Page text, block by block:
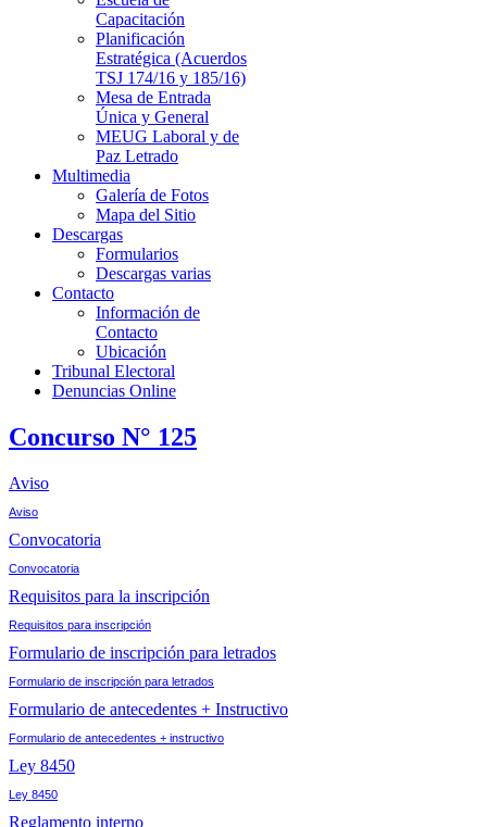
Capacitación
Planificación
Estratégica (Acuerdos
TSJ 174/16 y 185/16)
Mesa de Entrada
Única y General
MEUG Laboral y de
Paz Letrado
Multimedia
Galería de Fotos
Mapa del Sitio
Descargas
Formularios
Descargas varias
Contacto
Información de
Contacto
Ubicación
Tribunal Electoral
Denuncias Online
Concurso N° 125
Aviso
Aviso
Convocatoria
Convocatoria
Requisitos para la inscripción
Requisitos para inscripción
Formulario de inscripción para letrados
Formulario de inscripción para letrados
Formulario de antecedentes + Instructivo
Formulario de antecedentes + instructivo
Ley 8450
Ley 8450
Reglamento interno